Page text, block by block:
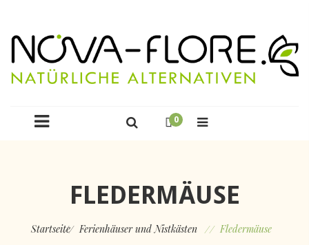
0
FLEDERMÄUSE
Startseite Ferienhäuser und Nistkästen Fledermäuse